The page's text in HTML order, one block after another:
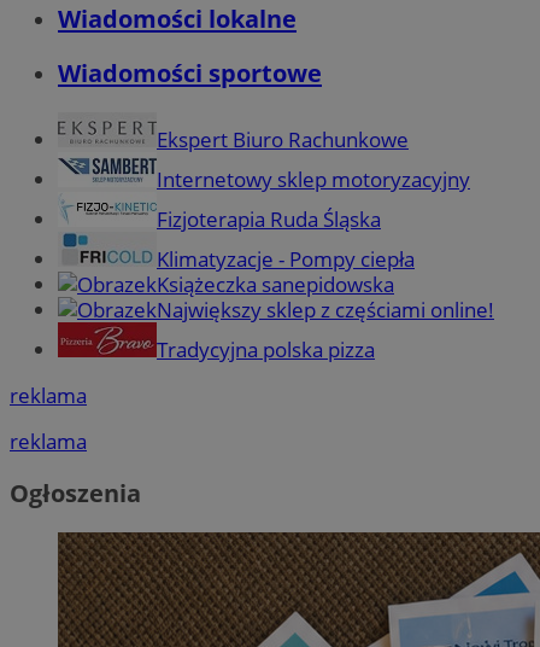
Wiadomości lokalne
Wiadomości sportowe
Ekspert Biuro Rachunkowe
Internetowy sklep motoryzacyjny
Fizjoterapia Ruda Śląska
Klimatyzacje - Pompy ciepła
Książeczka sanepidowska
Największy sklep z częściami online!
Tradycyjna polska pizza
reklama
reklama
Ogłoszenia